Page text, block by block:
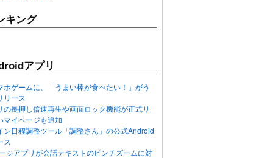
キング
アプリ
ホゲームに、「うまい棒が食べたい！」がう
リース
の長押し倍速再生や画面ロック機能が正式リ
マイページも追加
ン日程調整ツール「調整さん」の公式Android
ス
ジアプリが会話テキストのピンチズームに対